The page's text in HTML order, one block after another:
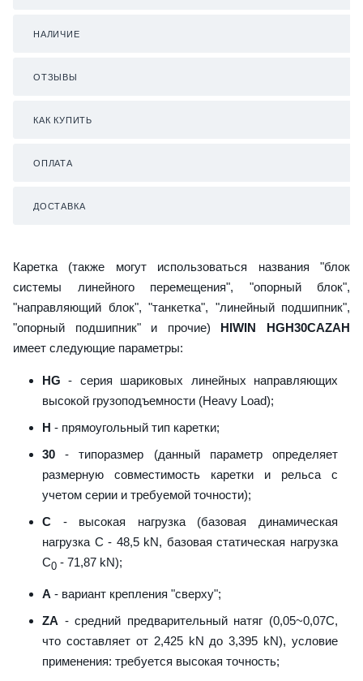
НАЛИЧИЕ
ОТЗЫВЫ
КАК КУПИТЬ
ОПЛАТА
ДОСТАВКА
Каретка (также могут использоваться названия "блок
системы линейного перемещения", "опорный блок",
"направляющий блок", "танкетка", "линейный подшипник",
"опорный подшипник" и прочие) HIWIN HGH30CAZAH
имеет следующие параметры:
HG - серия шариковых линейных направляющих
высокой грузоподъемности (Heavy Load);
H - прямоугольный тип каретки;
30 - типоразмер (данный параметр определяет
размерную совместимость каретки и рельса с
учетом серии и требуемой точности);
C - высокая нагрузка (базовая динамическая
нагрузка C - 48,5 kN, базовая статическая нагрузка
С0 - 71,87 kN);
A - вариант крепления "сверху";
ZA - средний предварительный натяг (0,05~0,07C,
что составляет от 2,425 kN до 3,395 kN), условие
применения: требуется высокая точность;